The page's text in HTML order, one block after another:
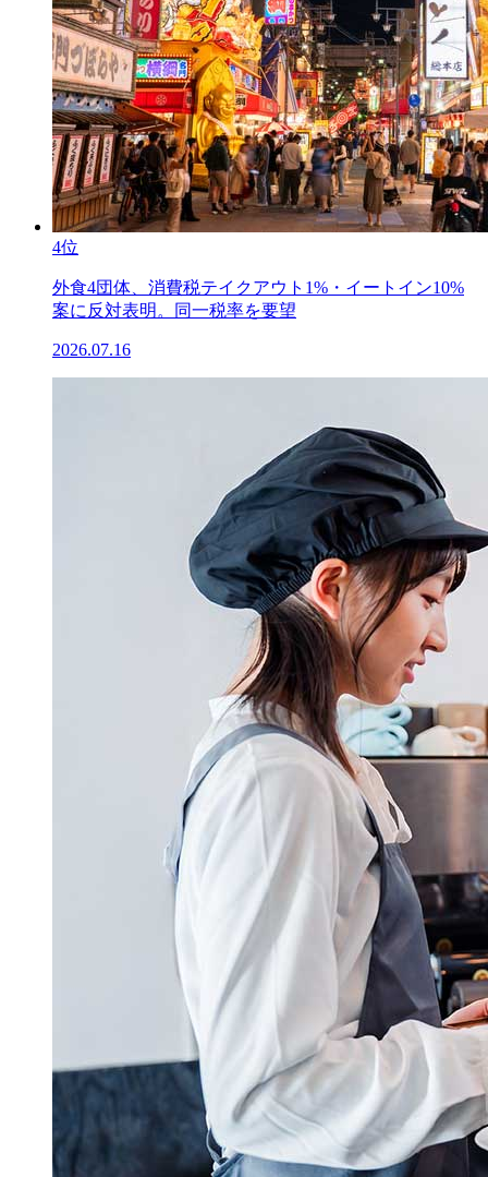
4位
外食4団体、消費税テイクアウト1%・イートイン10%
案に反対表明。同一税率を要望
2026.07.16